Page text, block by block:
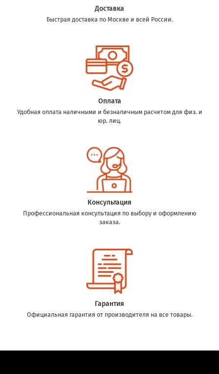
Доставка
Быстрая доставка по Москве и всей России.
Оплата
Удобная оплата наличными и безналичным расчетом для физ. и
юр. лиц.
Консультация
Профессиональная консультация по выбору и оформлению
заказа.
Гарантия
Официальная гарантия от производителя на все товары.